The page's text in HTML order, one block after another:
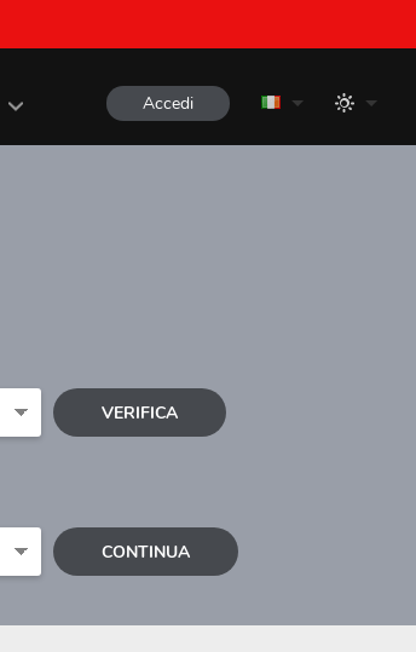
Accedi
VERIFICA
CONTINUA